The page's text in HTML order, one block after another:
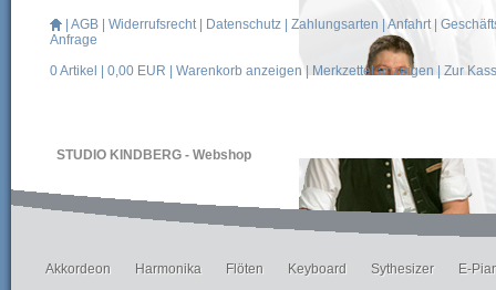
STUDIO KINDBERG - Webshop
AGB Widerrufsrecht| Datenschutz Zahlungsarten |Anfahrt|
Anfrage
0Artikel | 0,00 EUR | Warenkorb anzeigen Merkzettel anzeigen Zur
Akkordeon Harmonika Flöten Keyboard Sythesizer E-